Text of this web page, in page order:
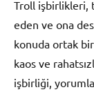
Troll işbirlikleri,
eden ve ona
konuda ortak
kaos ve
işbirliği,